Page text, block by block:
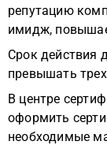
репутацию
имидж,
Срок действия
превышать
В центре
оформить
необходимые